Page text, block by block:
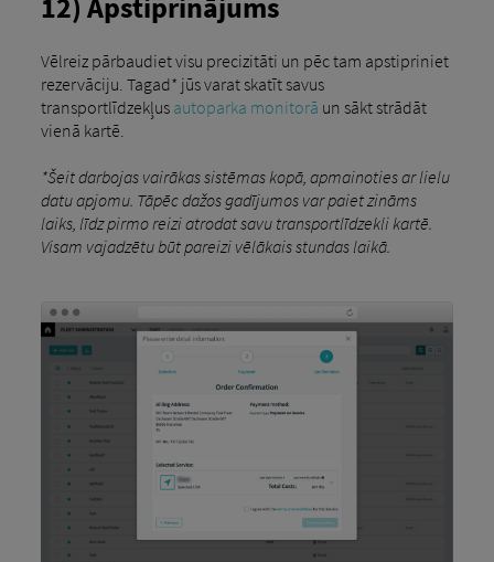
Vēlreiz pārbaudiet visu precizitāti un pēc tam apstipriniet
rezervāciju. Tagad* jūs varat skatīt savus
transportlīdzekļus autoparka monitorā un sākt strādāt
vienā kartē.
*Šeit darbojas vairākas sistēmas kopā, apmainoties ar lielu
datu apjomu. Tāpēc dažos gadījumos var paiet zināms
laiks, līdz pirmo reizi atrodat savu transportlīdzekli kartē.
Visam vajadzētu būt pareizi vēlākais stundas laikā.